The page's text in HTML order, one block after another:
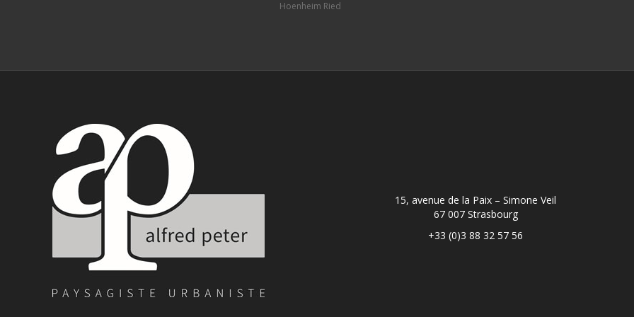
Hoenheim Ried
15, avenue de la Paix – Simone Veil
67 007 Strasbourg
+33 (0)3 88 32 57 56